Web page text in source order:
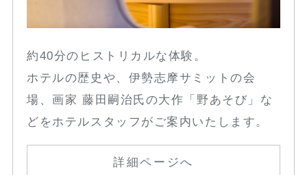
約40分のヒストリカルな体験。
ホテルの歴史や、伊勢志摩サミットの会
場、画家 藤田嗣治氏の大作「野あそび」な
どをホテルスタッフがご案内いたします。
詳細ページへ